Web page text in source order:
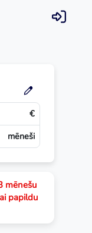
€
mēneši
mēnešu
papildu